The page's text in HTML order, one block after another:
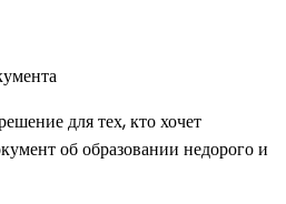
для тех, кто хочет
об образовании недорого и